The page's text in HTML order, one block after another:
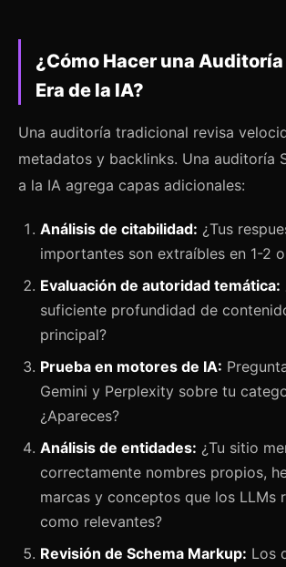
¿Cómo Hacer una Auditoría
Era de la IA?
Una auditoría tradicional revisa
metadatos y backlinks. Una auditoría
a la IA agrega capas adicionales:
Análisis de citabilidad: ¿Tus
importantes son extraíbles en 1-2
Evaluación de autoridad temática:
suficiente profundidad de
principal?
Prueba en motores de IA:
Gemini y Perplexity sobre tu
¿Apareces?
Análisis de entidades: ¿Tu sitio
correctamente nombres propios,
marcas y conceptos que los LLMs
como relevantes?
Revisión de Schema Markup: Los